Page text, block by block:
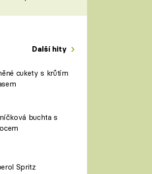
Další hity
cukety s krůtím
buchta s
Spritz